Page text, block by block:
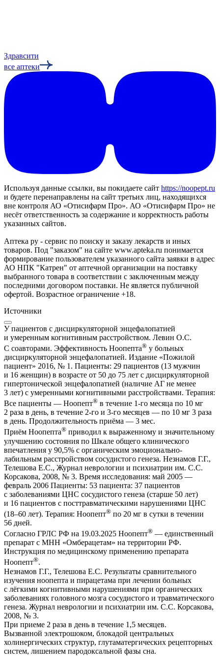
Здравсити
все аптеки
Используя данные ссылки, вы покидаете сайт https://noopept.ru
и будете перенаправлены на сайт третьих лиц, находящихся
вне контроля АО «Отисифарм Про». АО «Отисифарм Про» не
несёт ответственность за содержание и корректность работы
указанных сайтов.
Аптека ру - сервис по поиску и заказу лекарств и иных
товаров. Под "заказом" на сайте www.apteka.ru понимается
формирование пользователем указанного сайта заявки в адрес
АО НПК "Катрен" от аптечной организации на поставку
выбранного товара в соответствии с заключенным между
последними договором поставки. Не является публичной
офертой. Возрастное ограничение +18.
Источники
У пациентов с дисциркуляторной энцефалопатией
и умеренным когнитивным расстройством. Левин О.С.
С соавторами. Эффективность Ноопепта® у больных
дисциркуляторной энцефалопатией. Издание «Пожилой
пациент» 2016, № 1. Пациенты: 29 пациентов (13 мужчин
и 16 женщин) в возрасте от 50 до 75 лет с дисциркуляторной
гипертонической энцефалопатией (наличие АГ не менее
3 лет) с умеренными когнитивными расстройствами. Терапия:
Все пациенты — Ноопепт® в течение 1-го месяца по 10 мг
2 раза в день, в течение 2-го и 3-го месяцев — по 10 мг 3 раза
в день. Продолжительность приёма — 3 мес.
Приём Ноопепта® приводил к выраженному и значительному
улучшению состояния по Шкале общего клинического
впечатления у 90,5% с органическим эмоционально-
лабильным расстройством сосудистого генеза. Незнамов Г.Г.,
Телешова Е.С., Журнал неврологии и психиатрии им. С.С.
Корсакова, 2008, № 3. Время исследования: май 2005 —
февраль 2006 Пациенты: 53 пациента: 37 пациентов
с заболеваниями ЦНС сосудистого генеза (старше 50 лет)
и 16 пациентов с посттравматическими нарушениями ЦНС
(18–60 лет). Терапия: Ноопепт® по 20 мг в сутки в течении
56 дней.
Согласно ГРЛС РФ на 19.03.2025 Ноопепт® — единственный
препарат с МНН «Омберацетам» на территории РФ.
Инструкция по медицинскому применению препарата
Ноопепт®.
Незнамов Г.Г., Телешова Е.С. Результаты сравнительного
изучения ноопепта и пирацетама при лечении больных
с лёгкими когнитивными нарушениями при органических
заболеваниях головного мозга сосудистого и травматического
генеза. Журнал неврологии и психиатрии им. С.С. Корсакова,
2008, № 3.
При приеме 2 раза в день в течение 1,5 месяцев.
Вызванной электрошоком, блокадой центральных
холинергических структур, глутаматергических рецепторных
систем, лишением пародоксальной фазы сна.